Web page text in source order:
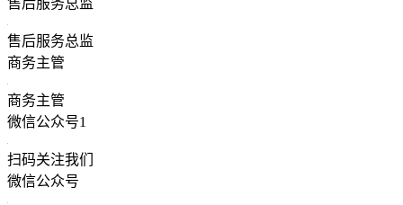
售后服务总监
商务主管
商务主管
微信公众号1
扫码关注我们
微信公众号